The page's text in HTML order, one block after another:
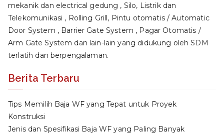
mekanik dan electrical gedung , Silo, Listrik dan
Telekomunikasi , Rolling Grill, Pintu otomatis / Automatic
Door System , Barrier Gate System , Pagar Otomatis /
Arm Gate System dan lain-lain yang didukung oleh SDM
terlatih dan berpengalaman.
Berita Terbaru
Tips Memilih Baja WF yang Tepat untuk Proyek
Konstruksi
Jenis dan Spesifikasi Baja WF yang Paling Banyak